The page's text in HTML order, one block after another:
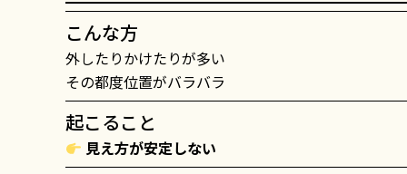
こんな方
外したりかけたりが多い
その都度位置がバラバラ
起こること
見え方が安定しない